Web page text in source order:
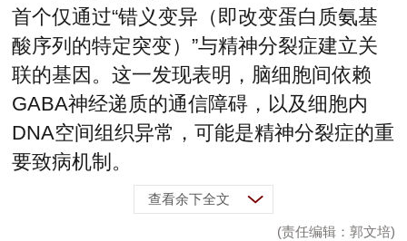
首个仅通过“错义变异（即改变蛋白质氨基
酸序列的特定突变）”与精神分裂症建立关
联的基因。这一发现表明，脑细胞间依赖
GABA神经递质的通信障碍，以及细胞内
DNA空间组织异常，可能是精神分裂症的重
要致病机制。
查看余下全文
(责任编辑：郭文培)